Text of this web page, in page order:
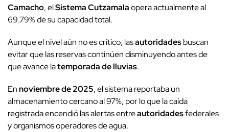
Camacho, elSistema Cutzamalaopera actualmente al
69.79% de su capacidad total.
Aunque el nivel aún no es crítico, lasautoridadesbuscan
evitar que las reservas continúen disminuyendo antes de
que avance latemporada de lluvias.
Ennoviembre de 2025, el sistema reportaba un
almacenamiento cercano al 97%, por lo que la caída
registrada encendió las alertas entreautoridadesfederales
y organismos operadores de agua.